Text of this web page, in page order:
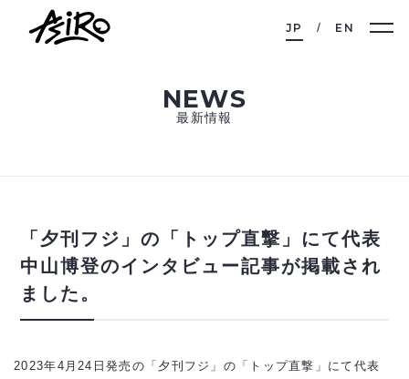
JP EN
NEWS
最新情報
「夕刊フジ」の「トップ直撃」にて代表
中山博登のインタビュー記事が掲載され
ました。
2023年4月24日発売の「夕刊フジ」の「トップ直撃」にて代表